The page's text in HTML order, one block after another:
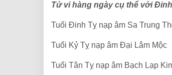
Tử vi hàng ngày cụ thể với
Tuổi Đinh Tỵ nạp âm Sa Trung
Tuổi Kỷ Tỵ nạp âm Đại Lâm Mộc
Tuổi Tân Tỵ nạp âm Bạch Lạp